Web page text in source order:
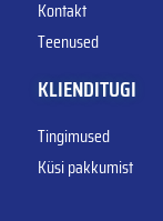
Kontakt
Teenused
KLIENDITUGI
Tingimused
Küsi pakkumist